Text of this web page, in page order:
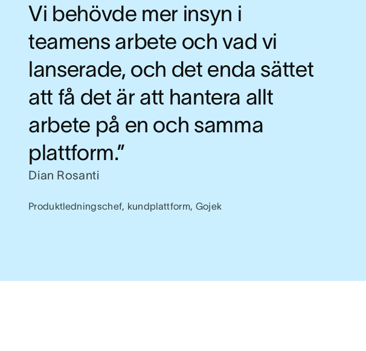
Vi behövde mer insyn i
teamens arbete och vad vi
lanserade, och det enda sättet
att få det är att hantera allt
arbete på en och samma
plattform.”
Dian Rosanti
Produktledningschef, kundplattform, Gojek